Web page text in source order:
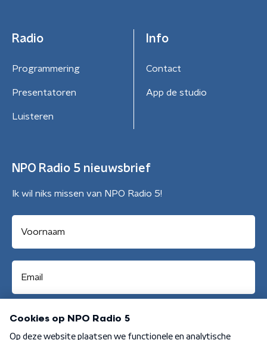
Radio
Programmering
Presentatoren
Luisteren
Info
Contact
App de studio
NPO Radio 5 nieuwsbrief
Ik wil niks missen van NPO Radio 5!
Aanmelden